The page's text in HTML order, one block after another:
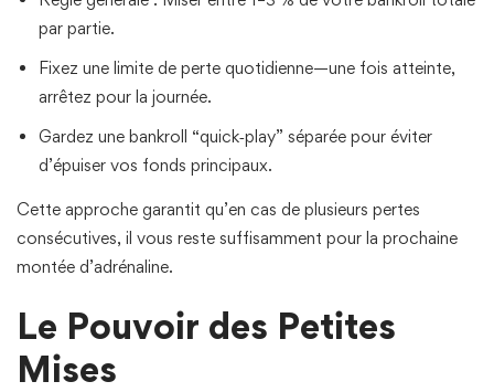
par partie.
Fixez une limite de perte quotidienne—une fois atteinte,
arrêtez pour la journée.
Gardez une bankroll “quick‑play” séparée pour éviter
d’épuiser vos fonds principaux.
Cette approche garantit qu’en cas de plusieurs pertes
consécutives, il vous reste suffisamment pour la prochaine
montée d’adrénaline.
Le Pouvoir des Petites
Mises